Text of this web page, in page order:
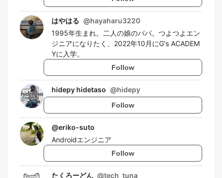
はやはる @hayaharu3220
1995年生まれ。二人の娘のパパ。つよつよエン
ジニアになりたく、2022年10月にG's ACADEM
Yに入学。
Follow
hidepy hidetaso @hidepy
Follow
@eriko-suto
Androidエンジニア
Follow
たくろーどん @tech_tuna